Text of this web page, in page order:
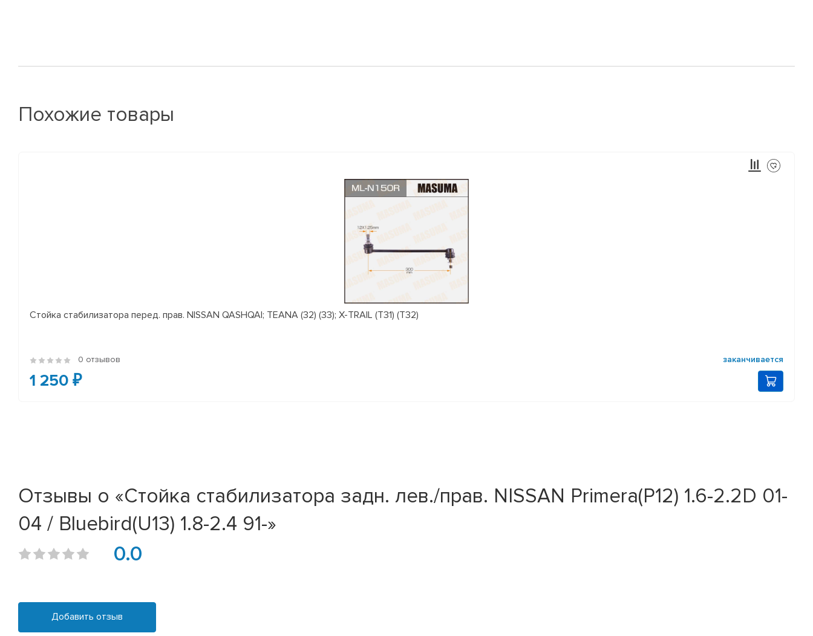
Похожие товары
Стойка стабилизатора перед. прав. NISSAN QASHQAI; TEANA (32) (33); X-TRAIL (T31) (T32)
0 отзывов заканчивается
1 250 ₽
Отзывы о «Стойка стабилизатора задн. лев./прав. NISSAN Primera(P12) 1.6-2.2D 01-
04 / Bluebird(U13) 1.8-2.4 91-»
0.0
Добавить отзыв